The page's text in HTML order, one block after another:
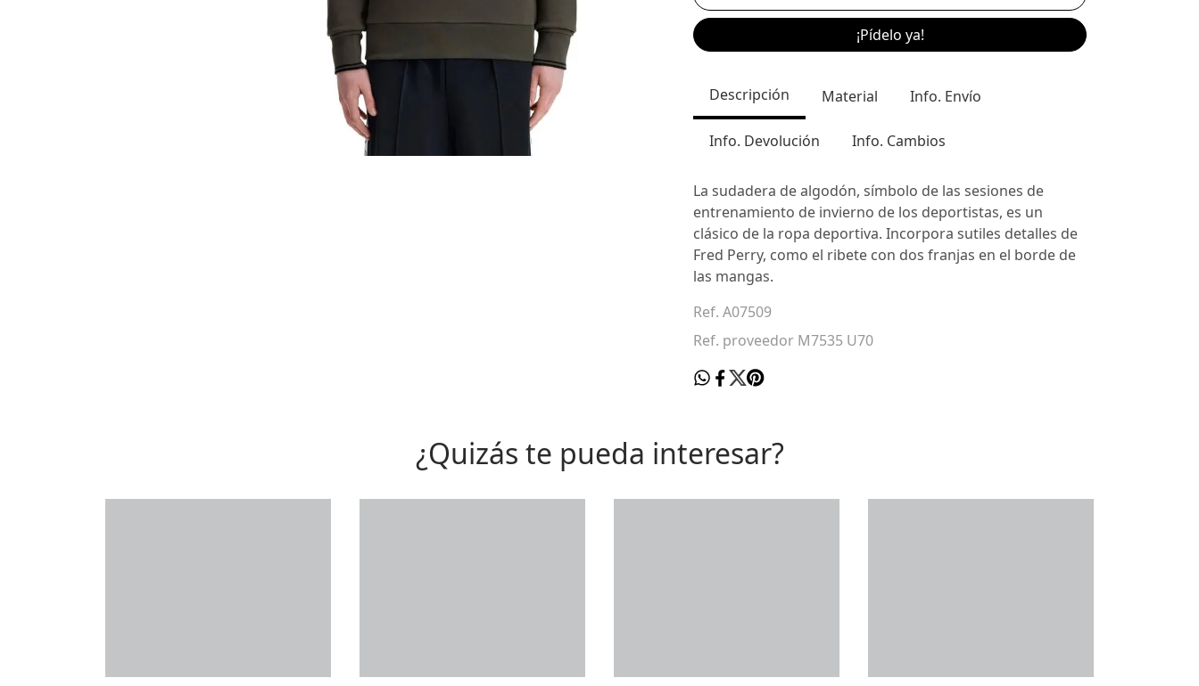
¡Pídelo ya!
Descripción Material Info. Envío
Info. Devolución Info. Cambios
La sudadera de algodón, símbolo de las sesiones de
entrenamiento de invierno de los deportistas, es un
clásico de la ropa deportiva. Incorpora sutiles detalles de
Fred Perry, como el ribete con dos franjas en el borde de
las mangas.
Ref. A07509
Ref. proveedor M7535 U70
¿Quizás te pueda interesar?